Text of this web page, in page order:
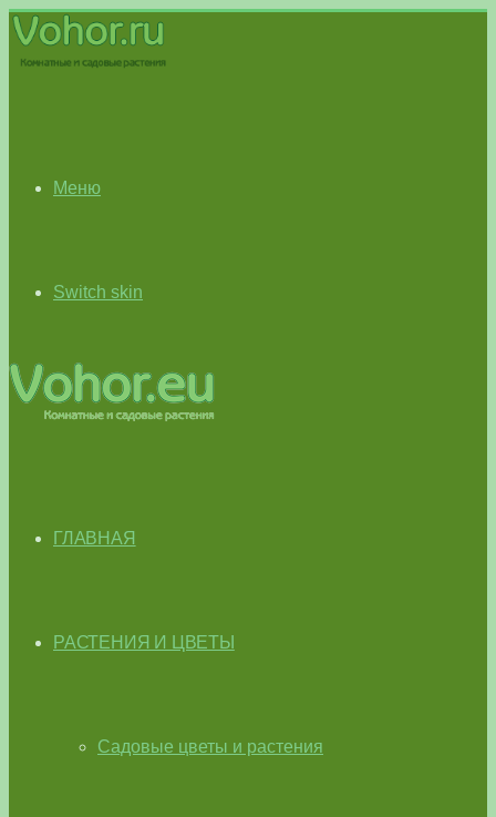
Меню
Switch skin
ГЛАВНАЯ
РАСТЕНИЯ И ЦВЕТЫ
Садовые цветы и растения